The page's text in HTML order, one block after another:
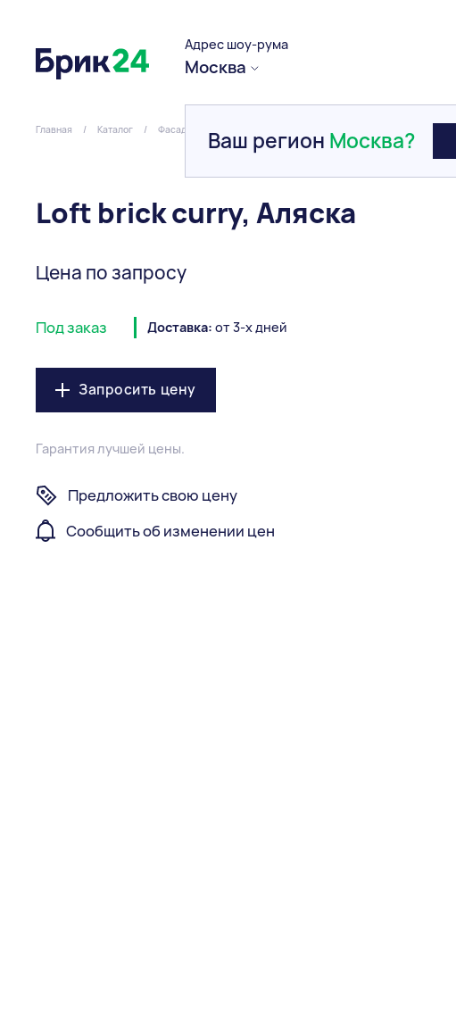
Адрес шоу-рума
Москва
Ваш регион Москва?
Главная / Каталог / Фасадная плитка
Loft brick curry, Аляска
Цена по запросу
Под заказ Доставка: от 3-х дней
Запросить цену
Гарантия лучшей цены.
Предложить свою цену
Сообщить об изменении цен